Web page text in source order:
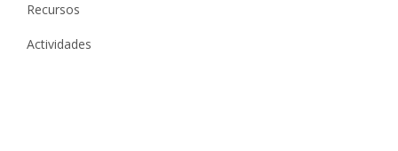
Recursos
Actividades